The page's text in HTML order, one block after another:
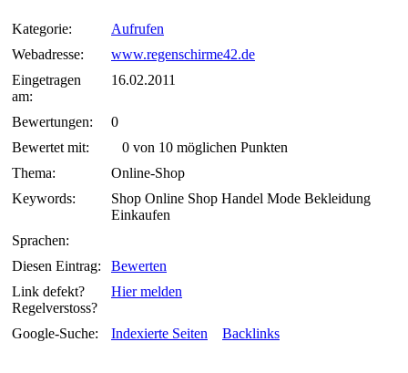
Kategorie:
Aufrufen
Webadresse:
www.regenschirme42.de
Eingetragen
am:
16.02.2011
Bewertungen:
0
Bewertet mit:
0 von 10 möglichen Punkten
Thema:
Online-Shop
Keywords:
Shop Online Shop Handel Mode Bekleidung
Einkaufen
Sprachen:
Diesen Eintrag:
Bewerten
Link defekt?
Regelverstoss?
Hier melden
Google-Suche: Indexierte Seiten Backlinks